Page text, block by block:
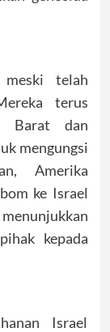
telah
terus
Barat dan
mengungsi
Amerika
ke Israel
kepada
Israel